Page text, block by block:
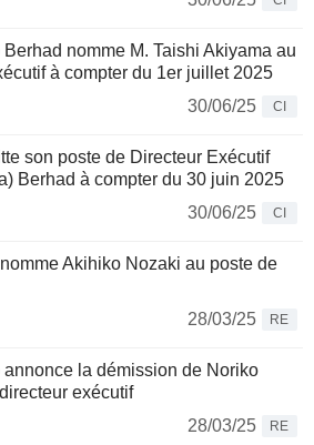
nomme M. Taishi Akiyama au
à compter du 1er juillet 2025
30/06/25
CI
son poste de Directeur Exécutif
Berhad à compter du 30 juin 2025
30/06/25
CI
Akihiko Nozaki au poste de
28/03/25
RE
la démission de Noriko
exécutif
28/03/25
RE